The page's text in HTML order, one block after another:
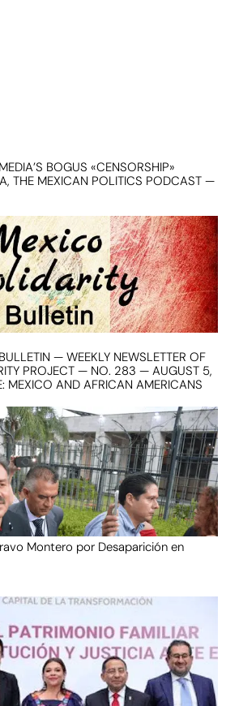
BOGUS «CENSORSHIP»
THE MEXICAN POLITICS PODCAST —
— WEEKLY NEWSLETTER OF
PROJECT — NO. 283 — AUGUST 5,
MEXICO AND AFRICAN AMERICANS
Montero por Desaparición en